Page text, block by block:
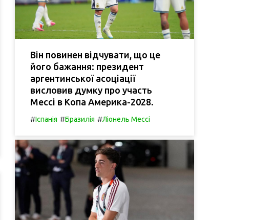
Він повинен відчувати, що це
його бажання: президент
аргентинської асоціації
висловив думку про участь
Мессі в Копа Америка-2028.
#Іспанія #Бразилія #Ліонель Мессі